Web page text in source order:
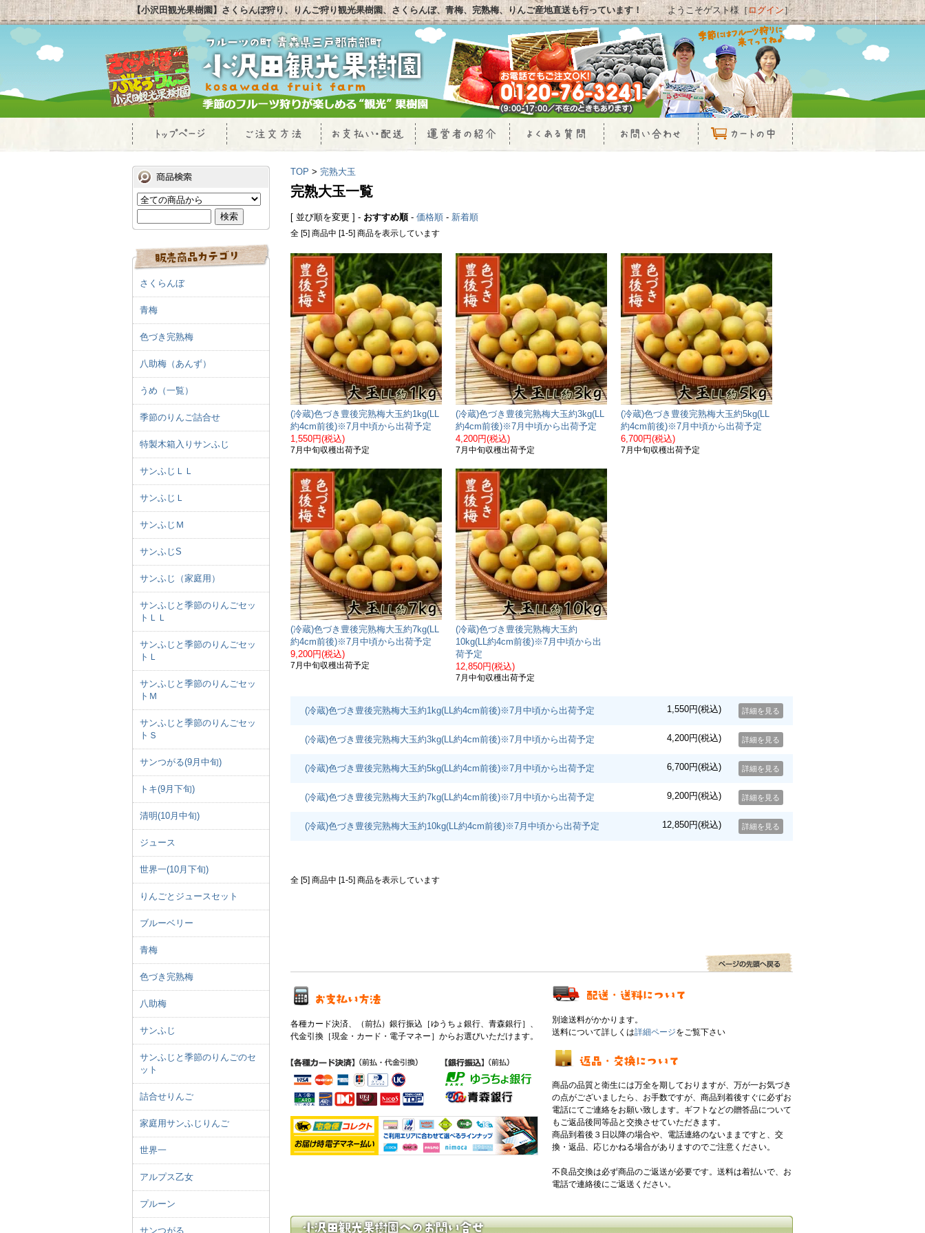
【小沢田観光果樹園】さくらんぼ狩り、りんご狩り観光果樹園、さくらんぼ、青梅、完熟梅、りんご産地直送も行っています！ ようこそゲスト様［ログイン］
TOP > 完熟大玉
完熟大玉一覧
[ 並び順を変更 ] - おすすめ順- 価格順 - 新着順
全 [5] 商品中 [1-5] 商品を表示しています
(冷蔵)色づき豊後完熟梅大玉約1kg(LL
約4cm前後)※7月中頃から出荷予定
1,550円(税込)
7月中旬収穫出荷予定
(冷蔵)色づき豊後完熟梅大玉約3kg(LL
約4cm前後)※7月中頃から出荷予定
4,200円(税込)
7月中旬収穫出荷予定
(冷蔵)色づき豊後完熟梅大玉約5kg(LL
約4cm前後)※7月中頃から出荷予定
6,700円(税込)
7月中旬収穫出荷予定
(冷蔵)色づき豊後完熟梅大玉約7kg(LL
約4cm前後)※7月中頃から出荷予定
9,200円(税込)
7月中旬収穫出荷予定
(冷蔵)色づき豊後完熟梅大玉約
10kg(LL約4cm前後)※7月中頃から出
荷予定
12,850円(税込)
7月中旬収穫出荷予定
(冷蔵)色づき豊後完熟梅大玉約1kg(LL約4cm前後)※7月中頃から出荷予定 1,550円(税込) 詳細を見る
(冷蔵)色づき豊後完熟梅大玉約3kg(LL約4cm前後)※7月中頃から出荷予定 4,200円(税込) 詳細を見る
(冷蔵)色づき豊後完熟梅大玉約5kg(LL約4cm前後)※7月中頃から出荷予定 6,700円(税込) 詳細を見る
(冷蔵)色づき豊後完熟梅大玉約7kg(LL約4cm前後)※7月中頃から出荷予定 9,200円(税込) 詳細を見る
(冷蔵)色づき豊後完熟梅大玉約10kg(LL約4cm前後)※7月中頃から出荷予定 12,850円(税込) 詳細を見る
全 [5] 商品中 [1-5] 商品を表示しています
各種カード決済、（前払）銀行振込［ゆうちょ銀行、青森銀行］、
代金引換［現金・カード・電子マネー］からお選びいただけます。
別途送料がかかります。
送料について詳しくは詳細ページをご覧下さい
商品の品質と衛生には万全を期しておりますが、万が一お気づき
の点がございましたら、お手数ですが、商品到着後すぐに必ずお
電話にてご連絡をお願い致します。ギフトなどの贈答品について
もご返品後同等品と交換させていただきます。
商品到着後３日以降の場合や、電話連絡のないままですと、交
換・返品、応じかねる場合がありますのでご注意ください。
不良品交換は必ず商品のご返送が必要です。送料は着払いで、お
電話で連絡後にご返送ください。
さくらんぼ
青梅
色づき完熟梅
八助梅（あんず）
うめ（一覧）
季節のりんご詰合せ
特製木箱入りサンふじ
サンふじＬＬ
サンふじＬ
サンふじＭ
サンふじS
サンふじ（家庭用）
サンふじと季節のりんごセッ
トＬＬ
サンふじと季節のりんごセッ
トＬ
サンふじと季節のりんごセッ
トＭ
サンふじと季節のりんごセッ
トＳ
サンつがる(9月中旬)
トキ(9月下旬)
清明(10月中旬)
ジュース
世界一(10月下旬)
りんごとジュースセット
ブルーベリー
青梅
色づき完熟梅
八助梅
サンふじ
サンふじと季節のりんごのセ
ット
詰合せりんご
家庭用サンふじりんご
世界一
アルプス乙女
プルーン
サンつがる